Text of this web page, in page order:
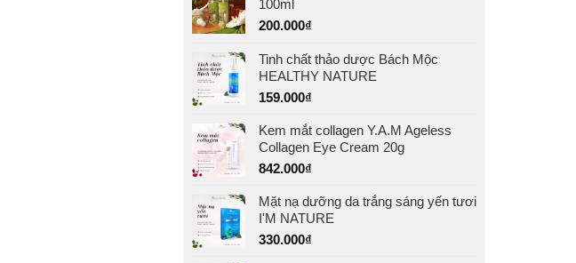
100ml
200.000₫
Tinh chất thảo dược Bách Mộc
HEALTHY NATURE
159.000₫
Kem mắt collagen Y.A.M Ageless
Collagen Eye Cream 20g
842.000₫
Mặt nạ dưỡng da trắng sáng yến tươi
I'M NATURE
330.000₫